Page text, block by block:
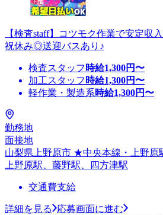
【検査staff】コツモク作業で安定収
祝休み◎送迎バスあり♪
検査スタッフ 時給1,300円〜
加工スタッフ 時給1,300円〜
軽作業・製造系時給1,300円〜
勤務地
面接地
山梨県上野原市 ★中央本線・上野原
上野原駅、藤野駅、四方津駅
交通費支給
詳細を見る
応募画面に進む